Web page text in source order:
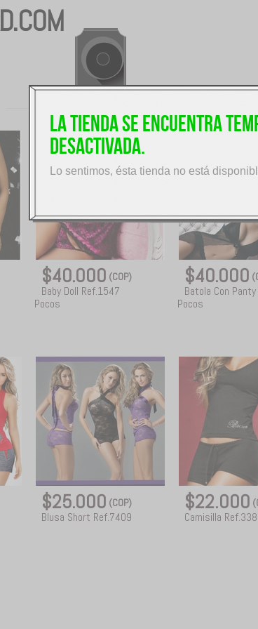
$40.000(COP)
Baby Doll Ref.1547
Pocos
$40.000
Batola Con
Pocos
$25.000(COP)
Blusa Short Ref.7409
$22.000
Camisilla
La tienda se encuentra
desactivada.
Lo sentimos, ésta tienda no está